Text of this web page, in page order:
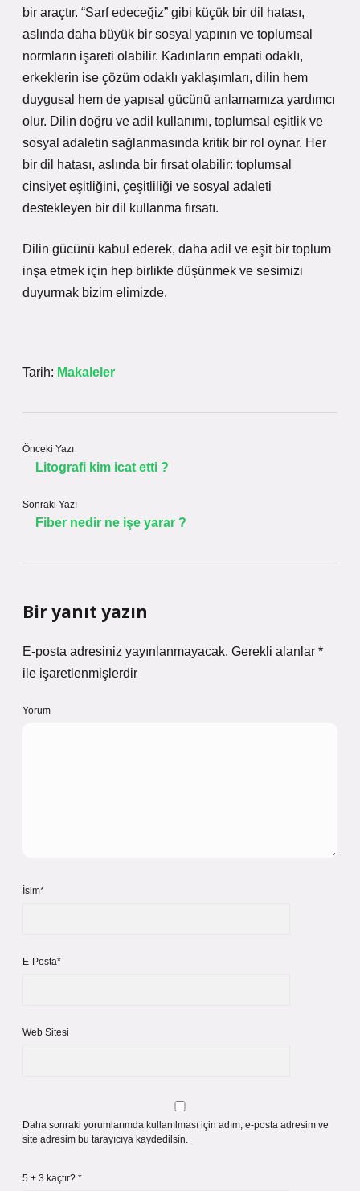
bir araçtır. “Sarf edeceğiz” gibi küçük bir dil hatası,
aslında daha büyük bir sosyal yapının ve toplumsal
normların işareti olabilir. Kadınların empati odaklı,
erkeklerin ise çözüm odaklı yaklaşımları, dilin hem
duygusal hem de yapısal gücünü anlamamıza yardımcı
olur. Dilin doğru ve adil kullanımı, toplumsal eşitlik ve
sosyal adaletin sağlanmasında kritik bir rol oynar. Her
bir dil hatası, aslında bir fırsat olabilir: toplumsal
cinsiyet eşitliğini, çeşitliliği ve sosyal adaleti
destekleyen bir dil kullanma fırsatı.
Dilin gücünü kabul ederek, daha adil ve eşit bir toplum
inşa etmek için hep birlikte düşünmek ve sesimizi
duyurmak bizim elimizde.
Tarih: Makaleler
Önceki Yazı
Litografi kim icat etti ?
Sonraki Yazı
Fiber nedir ne işe yarar ?
Bir yanıt yazın
E-posta adresiniz yayınlanmayacak. Gerekli alanlar *
ile işaretlenmişlerdir
Yorum
İsim*
E-Posta*
Web Sitesi
Daha sonraki yorumlarımda kullanılması için adım, e-posta adresim ve
site adresim bu tarayıcıya kaydedilsin.
5 + 3 kaçtır? *